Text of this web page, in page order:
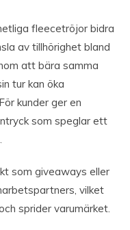
fleecetröjor bidra
av tillhörighet bland
att bära samma
tur kan öka
kunder ger en
som speglar ett
som giveaways eller
vilket
sprider varumärket.